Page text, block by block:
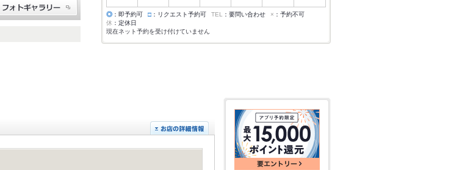
◎ ：即予約可 □ ：リクエスト予約可 TEL ：要問い合わせ × ：予約不可
休 ：定休日
現在ネット予約を受け付けていません